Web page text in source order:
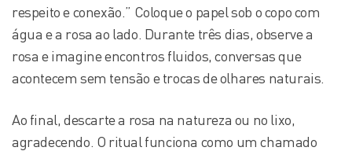
respeito e conexão.” Coloque o papel sob o copo com
água e a rosa ao lado. Durante três dias, observe a
rosa e imagine encontros fluidos, conversas que
acontecem sem tensão e trocas de olhares naturais.
Ao final, descarte a rosa na natureza ou no lixo,
agradecendo. O ritual funciona como um chamado